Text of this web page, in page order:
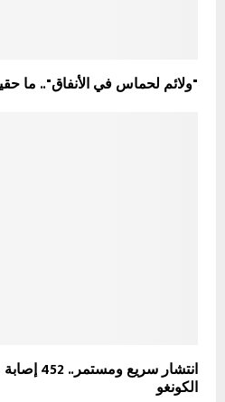
"ولائم لحماس في الأنفاق".. ما
انتشار
الكونغو